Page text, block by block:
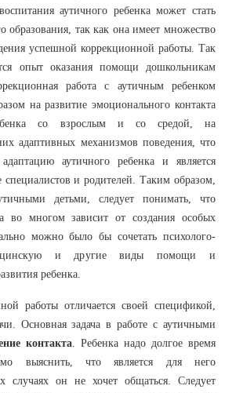
аутичного ребенка может стать
образования, так как она имеет множество
успешной коррекционной работы. Так
опыт оказания помощи дошкольникам
работа с аутичным ребенком
на развитие эмоционального контакта
со взрослым и со средой, на
адаптивных механизмов поведения, что
аутичного ребенка и является
и родителей. Таким образом,
детьми, следует понимать, что
во многом зависит от создания особых
можно было бы сочетать психолого-
и другие виды помощи и
ребенка.
работы отличается своей спецификой,
Основная задача в работе с аутичными
контакта. Ребенка надо долгое время
выяснить, что является для него
он не хочет общаться. Следует